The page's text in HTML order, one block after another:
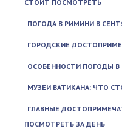
СТОИТ ПОСМОТРЕТЬ
ПОГОДА В РИМИНИ В
ГОРОДСКИЕ
ОСОБЕННОСТИ ПОГОДЫ В
МУЗЕИ ВАТИКАНА: ЧТО
ГЛАВНЫЕ
ПОСМОТРЕТЬ ЗА ДЕНЬ